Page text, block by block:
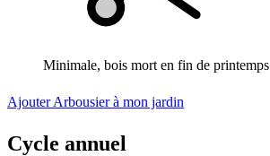
Minimale, bois mort en fin de printemps
Ajouter Arbousier à mon jardin
Cycle annuel